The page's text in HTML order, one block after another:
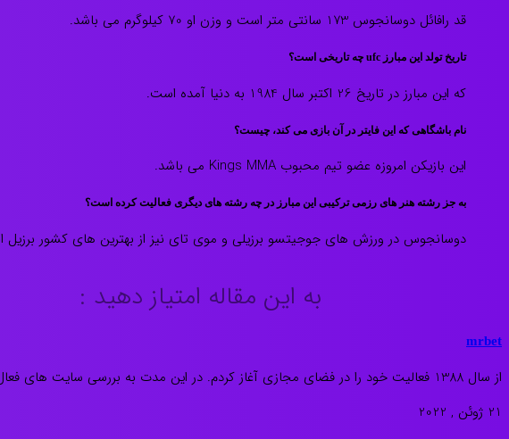
قد رافائل دوسانجوس 173 سانتی متر است و وزن او 70 کیلوگرم می باشد.
تاریخ تولد این مبارز ufc چه تاریخی است؟
که این مبارز در تاریخ 26 اکتبر سال 1984 به دنیا آمده است.
نام باشگاهی که این فایتر در آن بازی می کند، چیست؟
این بازیکن امروزه عضو تیم محبوب Kings MMA می باشد.
به جز رشته هنر های رزمی ترکیبی این مبارز در چه رشته های دیگری فعالیت کرده است؟
دوسانجوس در ورزش های جوجیتسو برزیلی و موی تای نیز از بهترین های کشور
به این مقاله امتیاز دهید :
mrbet
از سال 1388 فعالیت خود را در فضای مجازی آغاز کردم. در این مدت به بررسی سایت های فعال در عرصه بازی های کازینویی و شرط بندی می پردازم.
21 ژوئن , 2022